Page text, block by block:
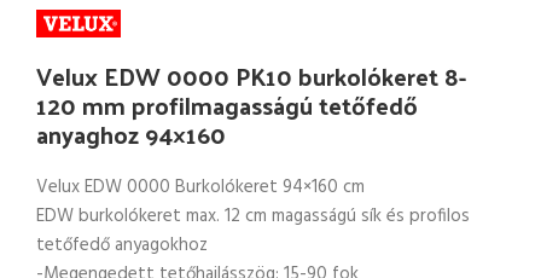
Velux EDW 0000 PK10 burkolókeret 8-
120 mm profilmagasságú tetőfedő
anyaghoz 94×160
Velux EDW 0000 Burkolókeret 94×160 cm
EDW burkolókeret max. 12 cm magasságú sík és profilos
tetőfedő anyagokhoz